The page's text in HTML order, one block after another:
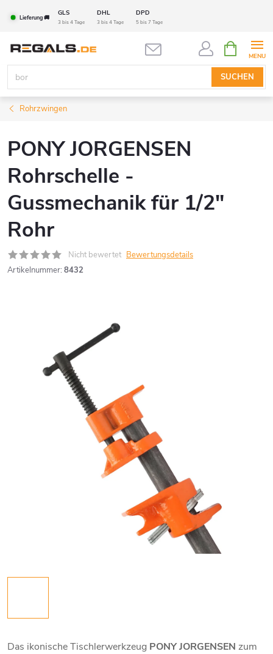
InhaltLieferung 🚚
GLS DHL DPD
3 bis 4 Tage 3 bis 4 Tage 5 bis 7 Tage
SUCHEN
Rohrzwingen
PONY JORGENSEN
Rohrschelle -
Gussmechanik für 1/2"
Rohr
Nicht bewertet Bewertungsdetails
Artikelnummer: 8432
Das ikonische Tischlerwerkzeug PONY JORGENSEN zum